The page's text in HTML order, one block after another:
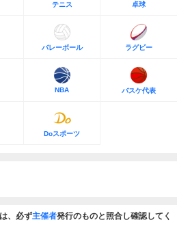
テニス 卓球
バレーボール ラグビー
NBA バスケ代表
Doスポーツ
、必ず主催者発行のものと照合し確認してく